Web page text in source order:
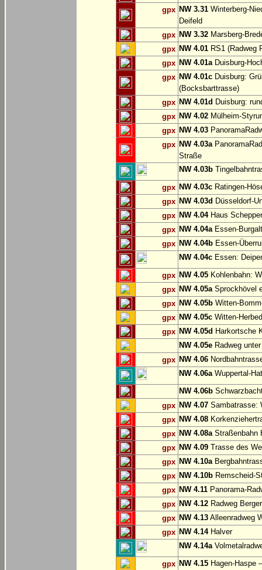
gpx NW 3.31 Winterberg-
Deifeld
gpx NW 3.32 Marsberg-
gpx NW 4.01 RS1 (Radweg
gpx NW 4.01aDuisburg-
gpx NW 4.01c Duisburg:
(Bocksbarttrasse)
gpx NW 4.01d Duisburg:
gpx NW 4.02 Mülheim-
gpx NW 4.03
gpx NW 4.03a
Straße
NW 4.03b
gpx NW 4.03c Ratingen-
gpx NW 4.03d Düsseldorf-
gpx NW 4.04Haus
gpx NW 4.04aEssen-
gpx NW 4.04b Essen-
NW 4.04c Essen:
gpx NW 4.05 Kohlenbahn:
gpx NW 4.05aSprockhövel
gpx NW 4.05b Witten-
gpx NW 4.05c Witten-
gpx NW 4.05d Harkortsche
NW 4.05e Radweg
gpx NW 4.06
NW 4.06aWuppertal-
NW 4.06b
gpx NW 4.07 Sambatrasse:
gpx NW 4.08
gpx NW 4.08aStraßenbahn
gpx NW 4.09 Trasse des
gpx NW 4.10a
gpx NW 4.10b Remscheid-
gpx NW 4.11 Panorama-
gpx NW 4.12 Radweg
gpx NW 4.13 Alleenradweg
gpx NW 4.14Halver
NW 4.14a
gpx NW 4.15 Hagen-Haspe